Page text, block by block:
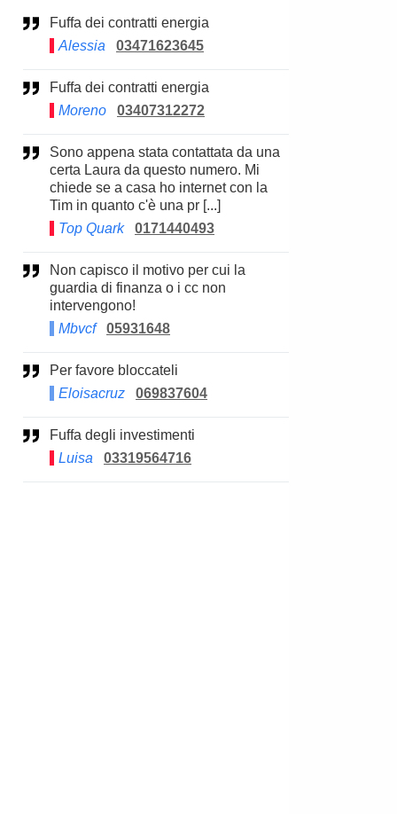
Fuffa dei contratti energia
Alessia
03471623645
Fuffa dei contratti energia
Moreno
03407312272
Sono appena stata contattata da una
certa Laura da questo numero. Mi
chiede se a casa ho internet con la
Tim in quanto c'è una pr [...]
Top Quark
0171440493
Non capisco il motivo per cui la
guardia di finanza o i cc non
intervengono!
Mbvcf
05931648
Per favore bloccateli
Eloisacruz
069837604
Fuffa degli investimenti
Luisa
03319564716